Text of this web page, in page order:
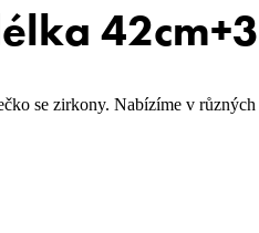
se zirkony. Nabízíme v